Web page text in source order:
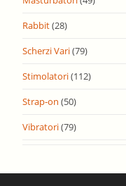
Rabbit(28)
Scherzi Vari(79)
Stimolatori(112)
Strap-on (50)
Vibratori(79)